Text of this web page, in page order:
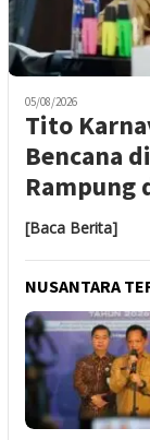
05/08/2026
Tito
Bencana
Rampung
[Baca Berita]
NUSANTARA